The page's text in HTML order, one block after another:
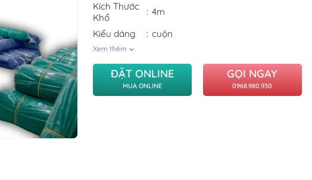
Kích Thước
Khổ
4m
Kiểu dáng
cuộn
Xem thêm
ĐẶT ONLINE
MUA ONLINE
GỌI NGAY
0968.980.930